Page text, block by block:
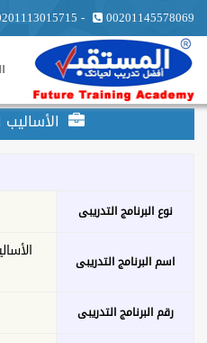
00201145578069
-
نوع البرنامج التدريبى
اسم البرنامج التدريبى
رقم البرنامج التدريبى